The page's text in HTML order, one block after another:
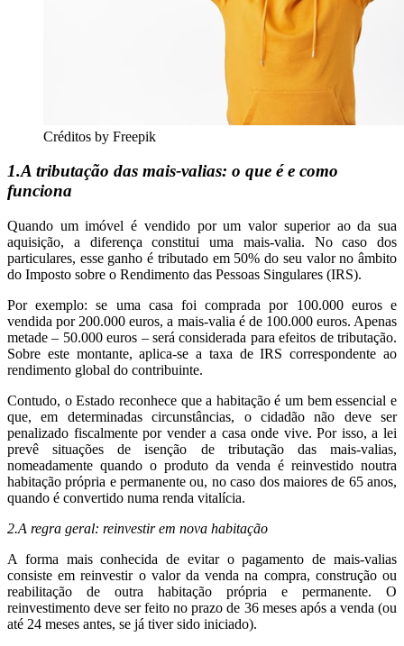
Créditos by Freepik
1.A tributação das mais-valias: o que é e como
funciona
Quando um imóvel é vendido por um valor superior ao da sua
aquisição, a diferença constitui uma mais-valia. No caso dos
particulares, esse ganho é tributado em 50% do seu valor no âmbito
do Imposto sobre o Rendimento das Pessoas Singulares (IRS).
Por exemplo: se uma casa foi comprada por 100.000 euros e
vendida por 200.000 euros, a mais-valia é de 100.000 euros. Apenas
metade – 50.000 euros – será considerada para efeitos de tributação.
Sobre este montante, aplica-se a taxa de IRS correspondente ao
rendimento global do contribuinte.
Contudo, o Estado reconhece que a habitação é um bem essencial e
que, em determinadas circunstâncias, o cidadão não deve ser
penalizado fiscalmente por vender a casa onde vive. Por isso, a lei
prevê situações de isenção de tributação das mais-valias,
nomeadamente quando o produto da venda é reinvestido noutra
habitação própria e permanente ou, no caso dos maiores de 65 anos,
quando é convertido numa renda vitalícia.
2.A regra geral: reinvestir em nova habitação
A forma mais conhecida de evitar o pagamento de mais-valias
consiste em reinvestir o valor da venda na compra, construção ou
reabilitação de outra habitação própria e permanente. O
reinvestimento deve ser feito no prazo de 36 meses após a venda (ou
até 24 meses antes, se já tiver sido iniciado).